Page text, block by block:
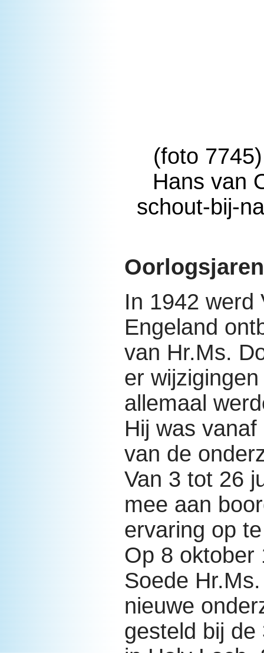
(foto
Hans van
schout-bij-
In 1942 werd
Engeland
van Hr.Ms.
er
allemaal
Hij was
van de
Van 3 tot 26
mee aan
ervaring op
Op 8 oktober
Soede
nieuwe
gesteld bij